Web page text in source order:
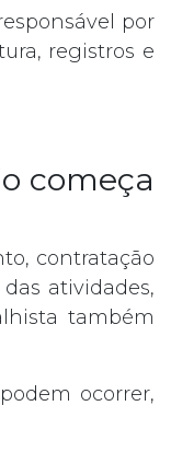
por
registros e
começa
contratação
atividades,
também
ocorrer,